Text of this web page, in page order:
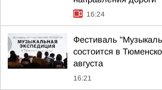
16:24
Фестиваль
состоится в
августа
16:21